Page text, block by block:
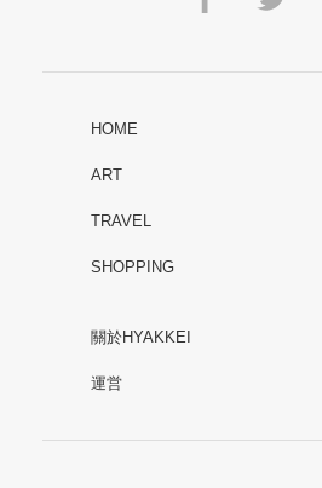
HOME
ART
TRAVEL
SHOPPING
關於HYAKKEI
運営